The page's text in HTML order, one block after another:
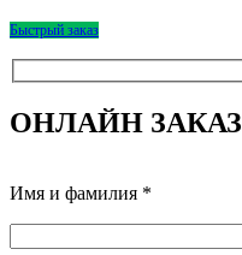
Быстрый заказ
ОНЛАЙН ЗАКАЗ
Имя и фамилия *